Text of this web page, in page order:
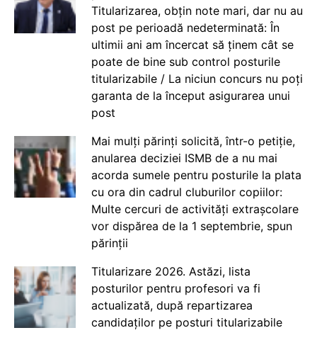
Titularizarea, obțin note mari, dar nu au
post pe perioadă nedeterminată: În
ultimii ani am încercat să ținem cât se
poate de bine sub control posturile
titularizabile / La niciun concurs nu poți
garanta de la început asigurarea unui
post
Mai mulți părinți solicită, într-o petiție,
anularea deciziei ISMB de a nu mai
acorda sumele pentru posturile la plata
cu ora din cadrul cluburilor copiilor:
Multe cercuri de activități extrașcolare
vor dispărea de la 1 septembrie, spun
părinții
Titularizare 2026. Astăzi, lista
posturilor pentru profesori va fi
actualizată, după repartizarea
candidaților pe posturi titularizabile